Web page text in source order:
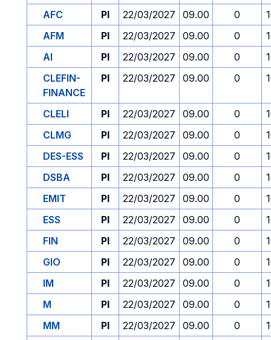
AFC
PI 22/03/2027 09.00 0
AFM
PI 22/03/2027 09.00 0
AI
PI 22/03/2027 09.00 0
CLEFIN-
FINANCE
PI 22/03/2027 09.00 0
CLELI PI 22/03/2027 09.00 0
CLMG
PI 22/03/2027 09.00 0
DES-ESS
PI 22/03/2027 09.00 0
DSBA
PI 22/03/2027 09.00 0
EMIT
PI 22/03/2027 09.00 0
ESS
PI 22/03/2027 09.00 0
FIN
PI 22/03/2027 09.00 0
GIO
PI 22/03/2027 09.00 0
IM
PI 22/03/2027 09.00 0
M
PI 22/03/2027 09.00 0
MM
PI 22/03/2027 09.00 0